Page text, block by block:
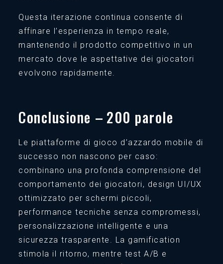
Questa iterazione continua consente di
affinare l’esperienza in tempo reale,
mantenendo il prodotto competitivo in un
mercato dove le aspettative dei giocatori
evolvono rapidamente.
Conclusione – 200 parole
Le piattaforme di gioco d’azzardo mobile di
successo non nascono per caso:
combinano una profonda comprensione del
comportamento dei giocatori, design UI/UX
ottimizzato per schermi piccoli,
performance tecniche senza compromessi,
personalizzazione intelligente e una
sicurezza trasparente. La gamification
stimola il ritorno, mentre test A/B e